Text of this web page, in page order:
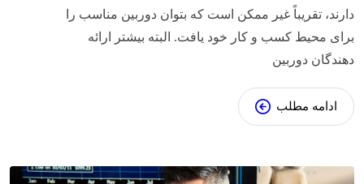
دارند، تقریباً غیر ممکن است که بتوان دوربین مناسب را
برای محیط کسب و کار خود یافت. البته بیشتر ارائه
دهندگان دوربین
ادامه مطلب